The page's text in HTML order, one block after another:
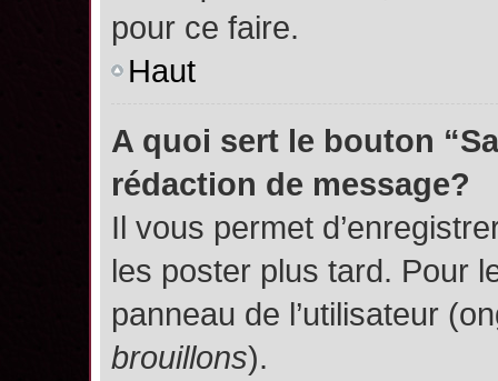
pour ce faire.
Haut
A quoi sert le bouton
rédaction de message?
Il vous permet
les poster plus tard. Pour
panneau de l’utilisateur
brouillons).